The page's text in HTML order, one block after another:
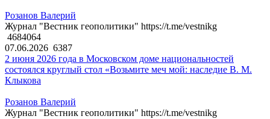
Розанов Валерий
Журнал "Вестник геополитики" https://t.me/vestnikg
4684064
07.06.2026 6387
2 июня 2026 года в Московском доме национальностей
состоялся круглый стол «Возьмите меч мой: наследие В. М.
Клыкова
Розанов Валерий
Журнал "Вестник геополитики" https://t.me/vestnikg